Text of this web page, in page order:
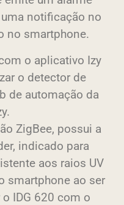
notificação no
no smartphone.
o aplicativo Izy
o detector de
de automação da
ZigBee, possui a
indicado para
aos raios UV
smartphone ao ser
IDG 620 com o